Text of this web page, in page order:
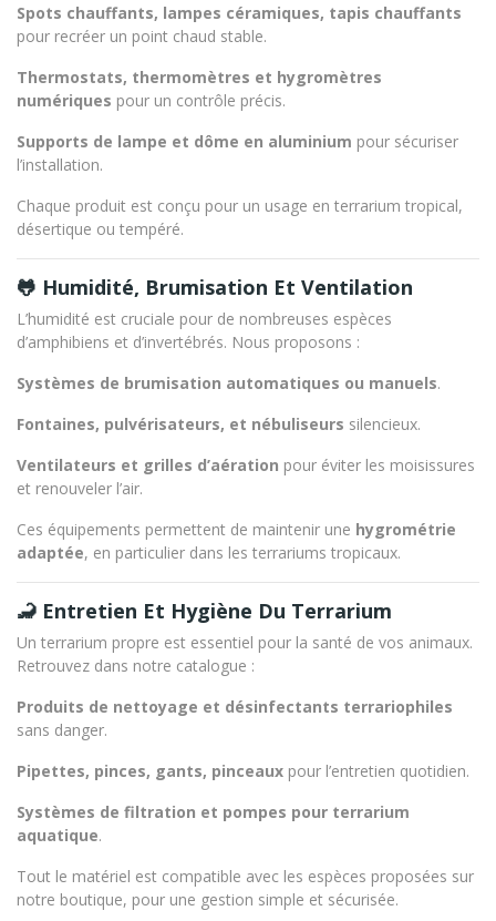
Spots chauffants, lampes céramiques, tapis chauffants
pour recréer un point chaud stable.
Thermostats, thermomètres et hygromètres
numériques pour un contrôle précis.
Supports de lampe et dôme en aluminium pour sécuriser
l’installation.
Chaque produit est conçu pour un usage en terrarium tropical,
désertique ou tempéré.
🐸 Humidité, Brumisation Et Ventilation
L’humidité est cruciale pour de nombreuses espèces
d’amphibiens et d’invertébrés. Nous proposons :
Systèmes de brumisation automatiques ou manuels.
Fontaines, pulvérisateurs, et nébuliseurs silencieux.
Ventilateurs et grilles d’aération pour éviter les moisissures
et renouveler l’air.
Ces équipements permettent de maintenir une hygrométrie
adaptée, en particulier dans les terrariums tropicaux.
🦂 Entretien Et Hygiène Du Terrarium
Un terrarium propre est essentiel pour la santé de vos animaux.
Retrouvez dans notre catalogue :
Produits de nettoyage et désinfectants terrariophiles
sans danger.
Pipettes, pinces, gants, pinceaux pour l’entretien quotidien.
Systèmes de filtration et pompes pour terrarium
aquatique.
Tout le matériel est compatible avec les espèces proposées sur
notre boutique, pour une gestion simple et sécurisée.